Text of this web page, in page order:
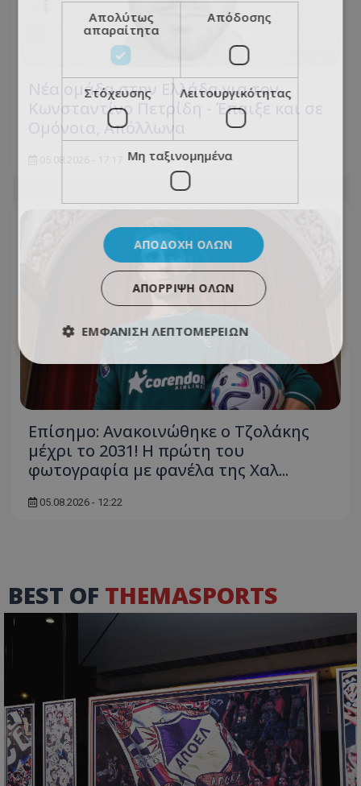
Νέα ομάδα στην Ελλάδα για τον
Κωνσταντίνο Πετρίδη - Έπαιξε και σε
Ομόνοια, Απόλλωνα
Επίσημο: Ανακοινώθηκε ο Τζολάκης
μέχρι το 2031! Η πρώτη του
φωτογραφία με φανέλα της Χαλ...
05.08.2026 - 12:22
BEST OF THEMASPORTS
Απολύτως
απαραίτητα
Απόδοσης
Στόχευσης Λειτουργικότητας
Μη ταξινομημένα
ΑΠΟΔΟΧΉ ΌΛΩΝ
ΑΠΌΡΡΙΨΗ ΌΛΩΝ
ΕΜΦΆΝΙΣΗ ΛΕΠΤΟΜΕΡΕΙΏΝ